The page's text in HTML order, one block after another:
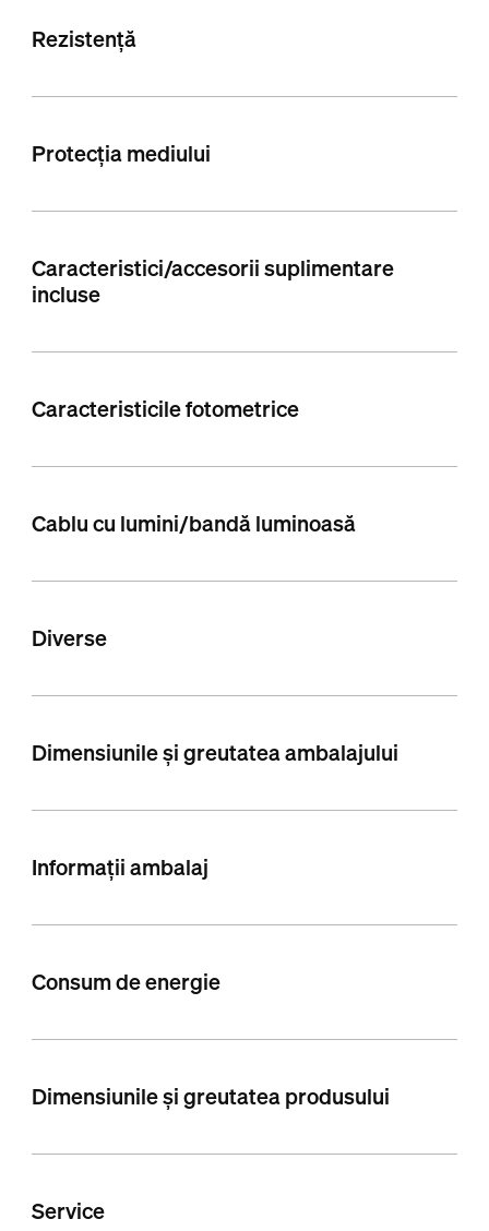
Rezistență
Protecția mediului
Caracteristici/accesorii suplimentare
incluse
Caracteristicile fotometrice
Cablu cu lumini/bandă luminoasă
Diverse
Dimensiunile și greutatea ambalajului
Informații ambalaj
Consum de energie
Dimensiunile și greutatea produsului
Service